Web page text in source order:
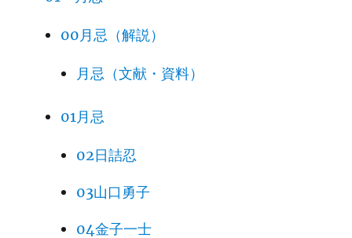
00月忌（解説）
月忌（文献・資料）
01月忌
02日詰忍
03山口勇子
04金子一士